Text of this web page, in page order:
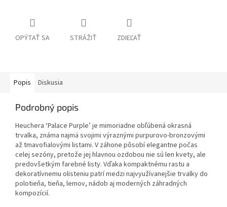
OPÝTAŤ SA STRÁŽIŤ ZDIEĽAŤ
Popis Diskusia
Podrobný popis
Heuchera ‘Palace Purple’ je mimoriadne obľúbená okrasná
trvalka, známa najmä svojimi výraznými purpurovo-bronzovými
až tmavofialovými listami. V záhone pôsobí elegantne počas
celej sezóny, pretože jej hlavnou ozdobou nie sú len kvety, ale
predovšetkým farebné listy. Vďaka kompaktnému rastu a
dekoratívnemu olisteniu patrí medzi najvyužívanejšie trvalky do
polotieňa, tieňa, lemov, nádob aj moderných záhradných
kompozícií.